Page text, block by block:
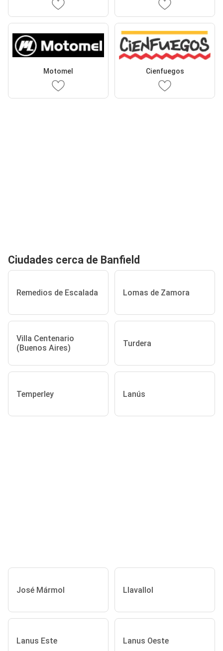
Motomel Cienfuegos
Ciudades cerca de Banfield
Remedios de Escalada Lomas de Zamora
Villa Centenario
(Buenos Aires)
Turdera
Temperley Lanús
José Mármol Llavallol
Lanus Este Lanus Oeste